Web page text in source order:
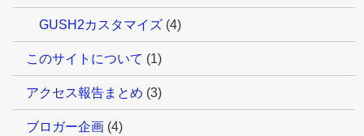
GUSH2カスタマイズ (4)
このサイトについて (1)
アクセス報告まとめ (3)
ブロガー企画 (4)